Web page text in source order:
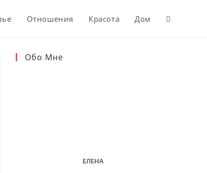
Отношения Красота Дом
Обо Мне
ЕЛЕНА